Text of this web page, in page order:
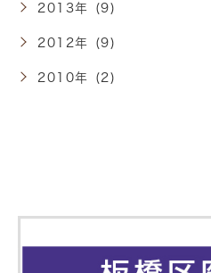
2013年 (9)
2012年 (9)
2010年 (2)